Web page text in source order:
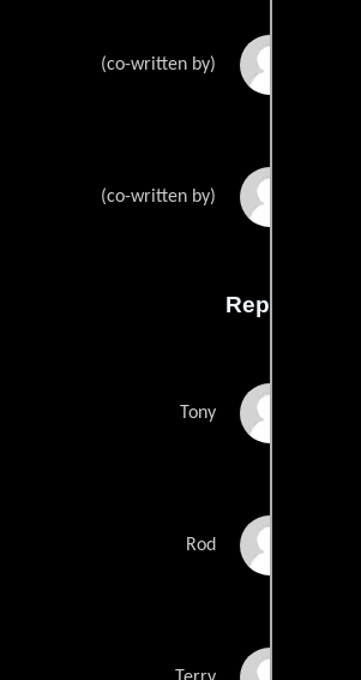
(co-written by)
(co-written by)
Reparto
Tony
Rod